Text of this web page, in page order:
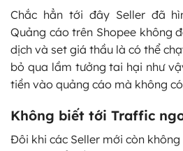
Chắc hẳn tới đây Seller đã
Quảng cáo trên Shopee không
dịch và set giá thầu là có thể
bỏ qua lầm tưởng tai hại như
tiền vào quảng cáo mà không
Không biết tới Traffic
Đôi khi các Seller mới còn